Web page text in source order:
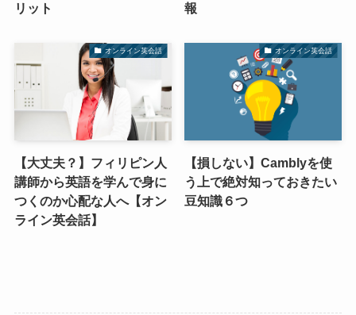
リット
報
オンライン英会話
【大丈夫？】フィリピン人
講師から英語を学んで身に
つくのか心配な人へ【オン
ライン英会話】
オンライン英会話
【損しない】Camblyを使
う上で絶対知っておきたい
豆知識６つ